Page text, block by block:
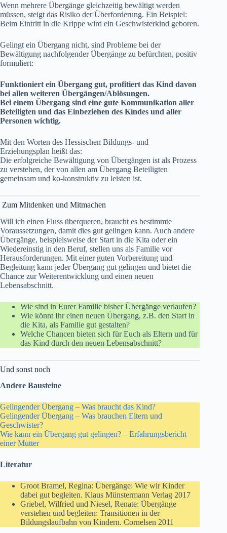
Wenn mehrere Übergänge gleichzeitig bewältigt werden
müssen, steigt das Risiko der Überforderung. Ein Beispiel:
Beim Eintritt in die Krippe wird ein Geschwisterkind geboren.
Gelingt ein Übergang nicht, sind Probleme bei der
Bewältigung nachfolgender Übergänge zu befürchten, positiv
formuliert:
Funktioniert ein Übergang gut, profitiert das Kind davon
bei allen weiteren Übergängen/Ablösungen.
Bei einem Übergang sind eine gute Kommunikation aller
Beteiligten und das Einbeziehen des Kindes und aller
Personen wichtig.
Mit den Worten des Hessischen Bildungs- und
Erziehungsplan heißt das:
Die erfolgreiche Bewältigung von Übergängen ist als Prozess
zu verstehen, der von allen am Übergang Beteiligten
gemeinsam und ko-konstruktiv zu leisten ist.
Zum Mitdenken und Mitmachen
Will ich einen Fluss überqueren, braucht es bestimmte
Voraussetzungen, damit dies gut gelingen kann. Auch andere
Übergänge, beispielsweise der Start in die Kita oder ein
Wiedereinstig in den Beruf, stellen uns als Familie vor
Herausforderungen. Mit einer guten Vorbereitung und
Begleitung kann jeder Übergang gut gelingen und bietet die
Chance zur Weiterentwicklung und einen neuen
Lebensabschnitt.
Wie sind in Eurer Familie bisher Übergänge verlaufen?
Wie könnt Ihr einen neuen Übergang, z.B. den Start in
die Kita, als Familie gut gestalten?
Welche Chancen bieten sich für Euch als Eltern und für
das Kind durch den neuen Lebensabschnitt?
Und sonst noch
Andere Bausteine
Gelingender Übergang – Was braucht das Kind?
Gelingender Übergang – Was brauchen Eltern und
Geschwister?
Wie kann ein Übergang gut gelingen? – Erfahrungsbericht
einer Mutter
Literatur
Groot Bramel, Regina: Übergänge: Wie wir Kinder
dabei gut begleiten. Klaus Münstermann Verlag 2017
Griebel, Wilfried und Niesel, Renate: Übergänge
verstehen und begleiten: Transitionen in der
Bildungslaufbahn von Kindern. Cornelsen 2011